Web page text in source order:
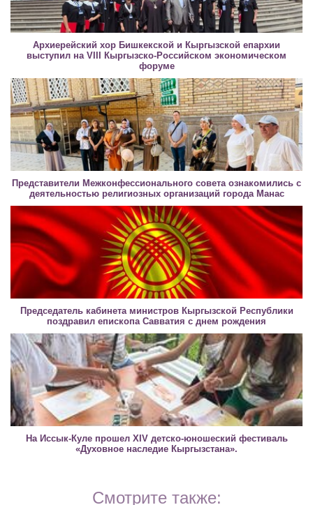
Архиерейский хор Бишкекской и Кыргызской епархии
выступил на VIII Кыргызско-Российском экономическом
форуме
Представители Межконфессионального совета ознакомились с
деятельностью религиозных организаций города Манас
Председатель кабинета министров Кыргызской Республики
поздравил епископа Савватия с днем рождения
На Иссык-Куле прошел XIV детско-юношеский фестиваль
«Духовное наследие Кыргызстана».
Смотрите также: